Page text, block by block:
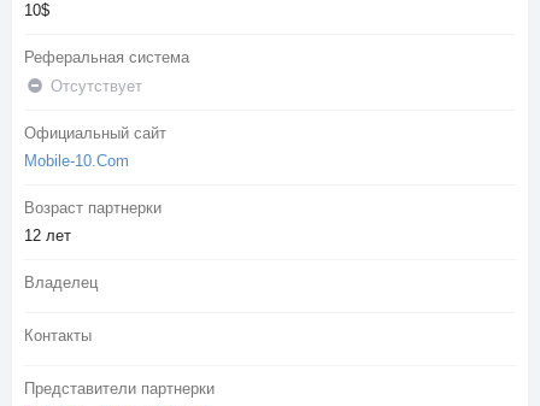
10$
Реферальная система
Отсутствует
Официальный сайт
Mobile-10.Com
Возраст партнерки
12 лет
Владелец
Контакты
Представители партнерки